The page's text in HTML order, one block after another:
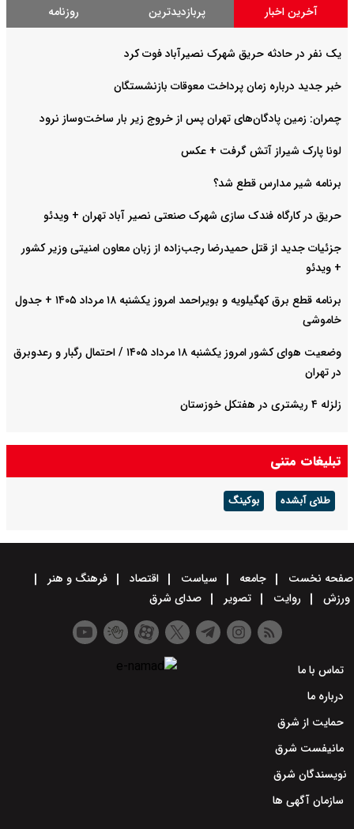
آخرین اخبار پربازدیدترین روزنامه
یک نفر در حادثه حریق شهرک نصیرآباد فوت کرد
خبر جدید درباره زمان پرداخت معوقات بازنشستگان
چمران: زمین پادگان‌های تهران پس از خروج زیر بار ساخت‌وساز نرود
لونا پارک شیراز آتش گرفت + عکس
برنامه شیر مدارس قطع شد؟
حریق در کارگاه فندک سازی شهرک صنعتی نصیر آباد تهران + ویدئو
جزئیات جدید از قتل حمیدرضا رجب‌زاده از زبان معاون امنیتی وزیر کشور
+ ویدئو
برنامه قطع برق کهگیلویه و بویراحمد امروز یکشنبه ۱۸ مرداد ۱۴۰۵ + جدول
خاموشی
وضعیت هوای کشور امروز یکشنبه ۱۸ مرداد ۱۴۰۵ / احتمال رگبار و رعدوبرق
در تهران
زلزله ۴ ریشتری در هفتکل خوزستان
تبلیغات متنی
طلای آبشده بوکینگ
صفحه نخست جامعه سیاست اقتصاد
فرهنگ و هنر
ورزش
روایت تصویر صدای شرق
تماس با ما
درباره ما
حمایت از شرق
مانیفست شرق
نویسندگان شرق
سازمان آگهی ها